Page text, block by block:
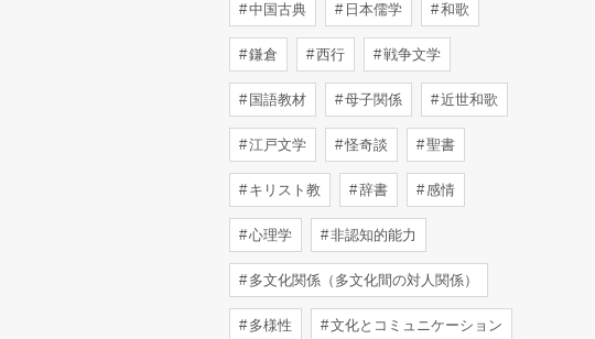
中国古典 日本儒学 和歌
鎌倉 西行 戦争文学
国語教材 母子関係 近世和歌
江戸文学 怪奇談 聖書
キリスト教 辞書 感情
心理学 非認知的能力
多文化関係（多文化間の対人関係）
多様性 文化とコミュニケーション